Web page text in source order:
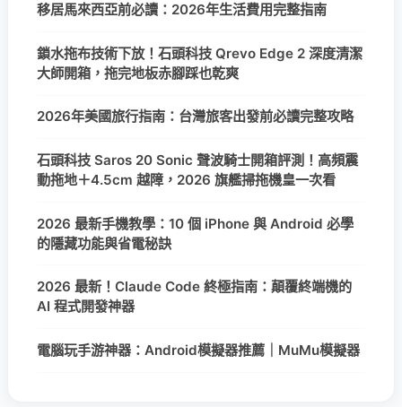
移居馬來西亞前必讀：2026年生活費用完整指南
鎖水拖布技術下放！石頭科技 Qrevo Edge 2 深度清潔
大師開箱，拖完地板赤腳踩也乾爽
2026年美國旅行指南：台灣旅客出發前必讀完整攻略
石頭科技 Saros 20 Sonic 聲波騎士開箱評測！高頻震
動拖地＋4.5cm 越障，2026 旗艦掃拖機皇一次看
2026 最新手機教學：10 個 iPhone 與 Android 必學
的隱藏功能與省電秘訣
2026 最新！Claude Code 終極指南：顛覆終端機的
AI 程式開發神器
電腦玩手游神器：Android模擬器推薦｜MuMu模擬器